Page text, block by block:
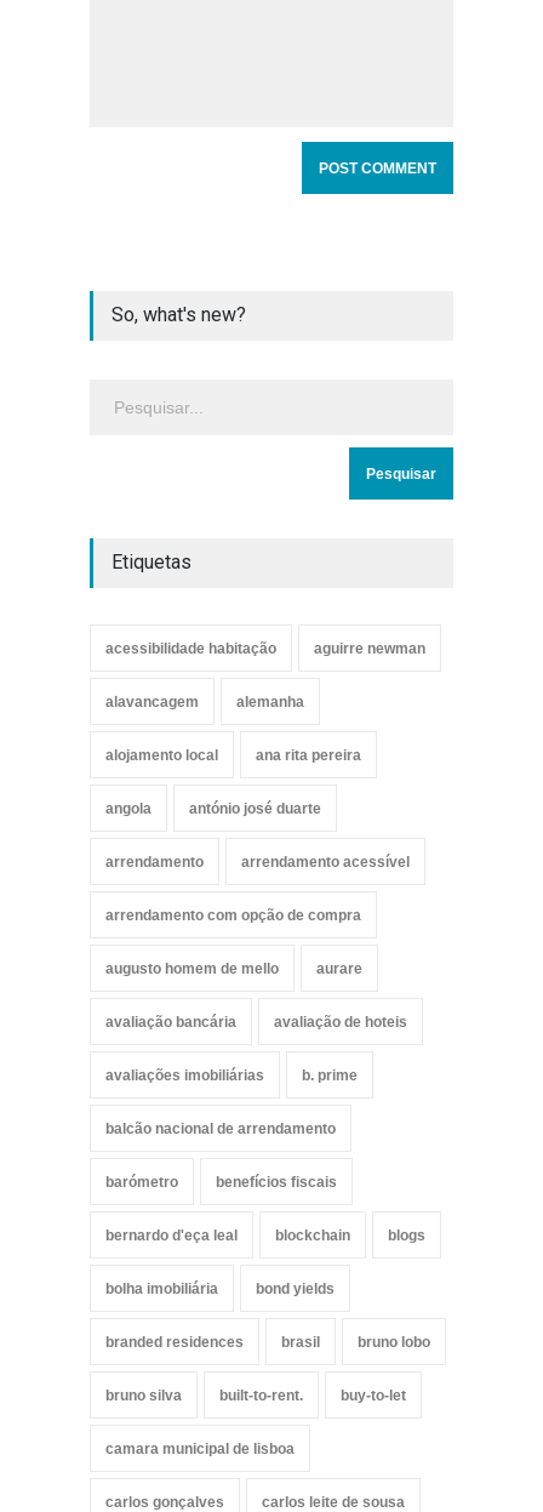
So, what's new?
Etiquetas
acessibilidade habitação aguirre newman
alavancagem alemanha
alojamento local ana rita pereira
angola antónio josé duarte
arrendamento arrendamento acessível
arrendamento com opção de compra
augusto homem de mello aurare
avaliação bancária avaliação de hoteis
avaliações imobiliárias b. prime
balcão nacional de arrendamento
barómetro benefícios fiscais
bernardo d'eça leal blockchain blogs
bolha imobiliária bond yields
branded residences brasil bruno lobo
bruno silva built-to-rent. buy-to-let
camara municipal de lisboa
carlos gonçalves carlos leite de sousa